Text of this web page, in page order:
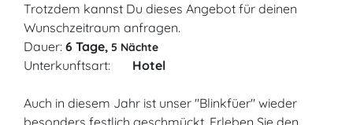
Trotzdem kannst Du dieses Angebot für deinen
Wunschzeitraum anfragen.
Dauer: 6 Tage, 5 Nächte
Unterkunftsart: Hotel
Auch in diesem Jahr ist unser "Blinkfüer" wieder
besonders festlich geschmückt. Erleben Sie den